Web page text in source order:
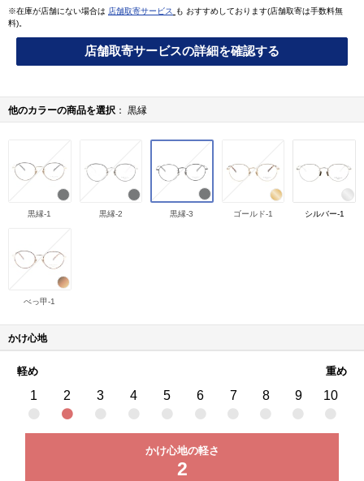
※在庫が店舗にない場合は 店舗取寄サービス
も おすすめしております(店舗取寄は手数料無
料)。
店舗取寄サービスの詳細を確認する
他のカラーの商品を選択 黒縁
黒縁-1 黒縁-2 黒縁-3 ゴールド-1 シルバー-1
べっ甲-1
かけ心地
軽め 重め
1 2 3 4 5 6 7 8 9 10
かけ心地の軽さ
2